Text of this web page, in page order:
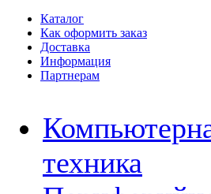
Каталог
Как оформить заказ
Доставка
Информация
Партнерам
техника